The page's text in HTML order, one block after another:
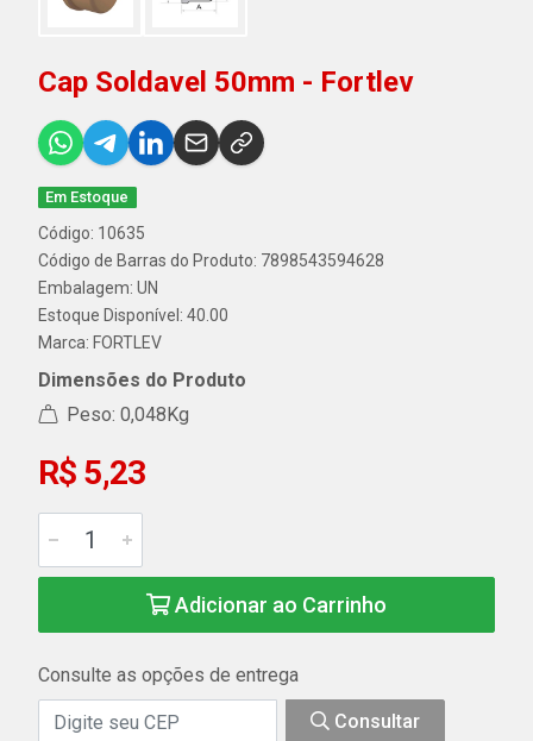
Cap Soldavel 50mm - Fortlev
Em Estoque
Código: 10635
Código de Barras do Produto: 7898543594628
Embalagem: UN
Estoque Disponível: 40.00
Marca: FORTLEV
Dimensões do Produto
Peso: 0,048Kg
R$ 5,23
Adicionar ao Carrinho
Consulte as opções de entrega
Consultar